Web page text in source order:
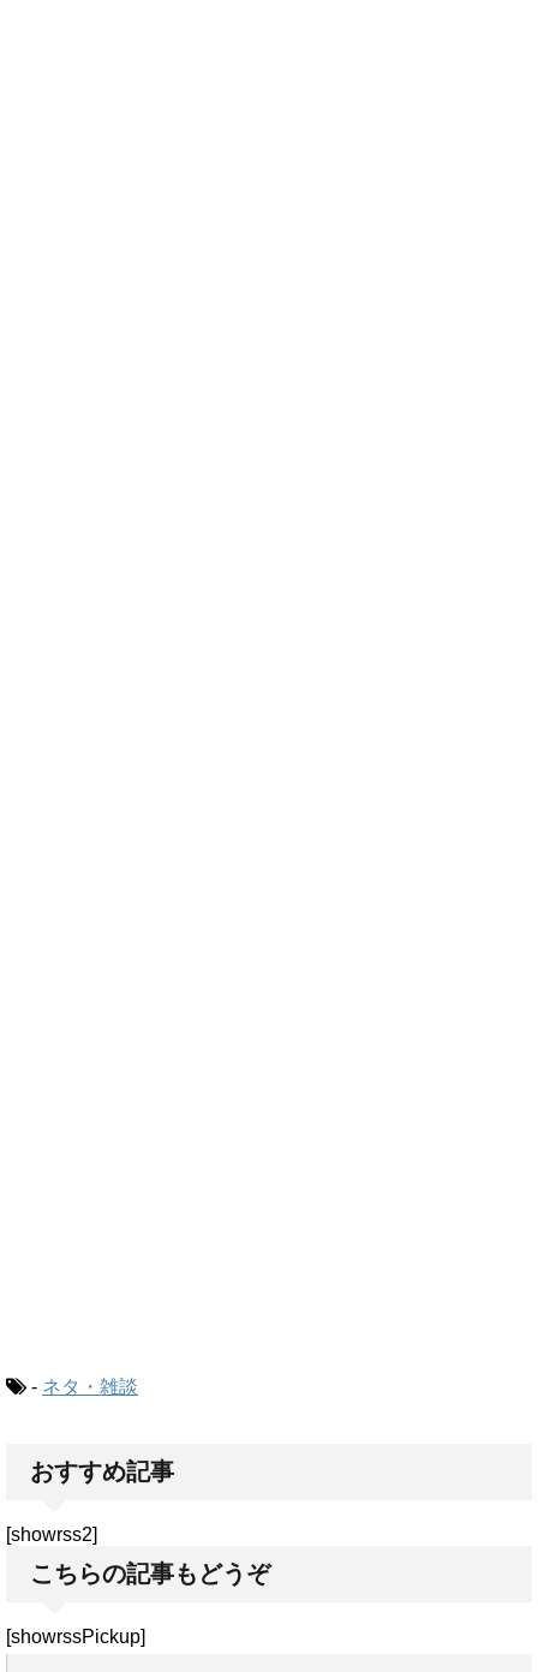
- ネタ・雑談
おすすめ記事
[showrss2]
こちらの記事もどうぞ
[showrssPickup]